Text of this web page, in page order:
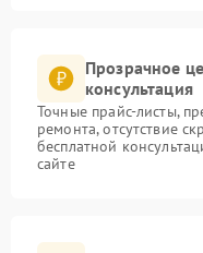
Прозрачное
консультация
Точные прайс-листы,
ремонта, отсутствие
бесплатной
сайте